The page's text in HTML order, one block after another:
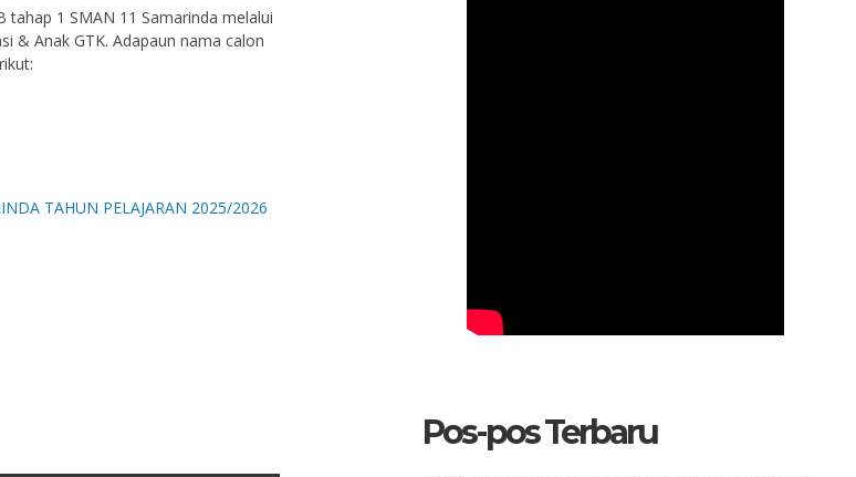
1 SMAN 11 Samarinda melalui
& Anak GTK. Adapaun nama calon
Pos-pos Terbaru